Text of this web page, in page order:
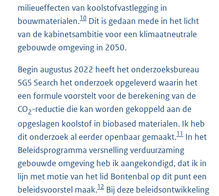
milieueffecten van koolstofvastlegging in
bouwmaterialen.10 Dit is gedaan mede in het licht
van de kabinetsambitie voor een klimaatneutrale
gebouwde omgeving in 2050.
Begin augustus 2022 heeft het onderzoeksbureau
SGS Search het onderzoek opgeleverd waarin het
een formule voorstelt voor de berekening van de
CO2-reductie die kan worden gekoppeld aan de
opgeslagen koolstof in biobased materialen. Ik heb
dit onderzoek al eerder openbaar gemaakt.11 In het
Beleidsprogramma versnelling verduurzaming
gebouwde omgeving heb ik aangekondigd, dat ik in
lijn met motie van het lid Bontenbal op dit punt een
beleidsvoorstel maak.12 Bij deze beleidsontwikkeling